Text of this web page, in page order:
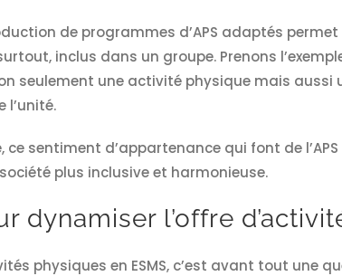
de programmes d’APS adaptés
inclus dans un groupe. Prenons
seulement une activité physique mais
l’unité.
ce sentiment d’appartenance qui font de
plus inclusive et harmonieuse.
dynamiser l’offre
physiques en ESMS, c’est avant tout une